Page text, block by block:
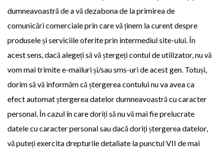
dumneavoastră de a vă dezabona de la primirea de
comunicări comerciale prin care vă ținem la curent despre
produsele și serviciile oferite prin intermediul site-ului. În
acest sens, dacă alegeți să vă ștergeți contul de utilizator, nu vă
vom mai trimite e-mailuri și/sau sms-uri de acest gen. Totuși,
dorim să vă informăm că ștergerea contului nu va avea ca
efect automat ștergerea datelor dumneavoastră cu caracter
personal. În cazul în care doriți să nu vă mai fie prelucrate
datele cu caracter personal sau dacă doriți ștergerea datelor,
vă puteți exercita drepturile detaliate la punctul VII de mai